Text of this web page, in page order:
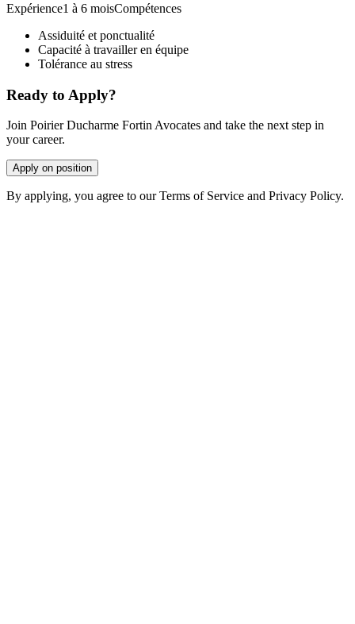
Expérience1 à 6 moisCompétences
Assiduité et ponctualité
Capacité à travailler en équipe
Tolérance au stress
Ready to Apply?
Join Poirier Ducharme Fortin Avocates and take the next step in
your career.
Apply on position
By applying, you agree to our Terms of Service and Privacy Policy.